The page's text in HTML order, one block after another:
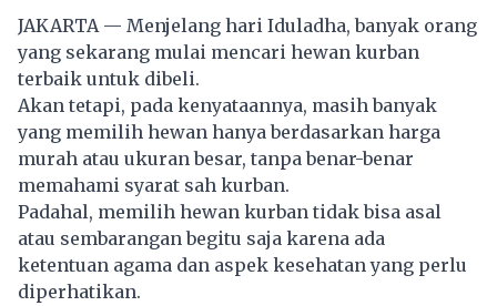
JAKARTA — Menjelang hari Iduladha, banyak orang
yang sekarang mulai mencari hewan kurban
terbaik untuk dibeli.
Akan tetapi, pada kenyataannya, masih banyak
yang memilih hewan hanya berdasarkan harga
murah atau ukuran besar, tanpa benar-benar
memahami syarat sah kurban.
Padahal, memilih hewan kurban tidak bisa asal
atau sembarangan begitu saja karena ada
ketentuan agama dan aspek kesehatan yang perlu
diperhatikan.